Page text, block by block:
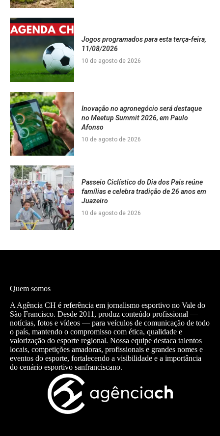
Jogos programados para esta terça-feira,
11/08/2026
10 de agosto de 2026
Inovação no agronegócio será destaque
no Meetup Summit 2026, em Paulo
Afonso
10 de agosto de 2026
Passeio Ciclístico do Dia dos Pais reúne
famílias e celebra tradição de 26 anos em
Juazeiro
10 de agosto de 2026
Quem somos
A Agência CH é referência em jornalismo esportivo no Vale do
São Francisco. Desde 2011, produz conteúdo profissional —
notícias, fotos e vídeos — para veículos de comunicação de todo
o país, mantendo o compromisso com ética, qualidade e
valorização do esporte regional. Nossa equipe destaca talentos
locais, competições amadoras, profissionais e grandes nomes e
eventos do esporte, fortalecendo a visibilidade e a importância
do cenário esportivo sanfranciscano.